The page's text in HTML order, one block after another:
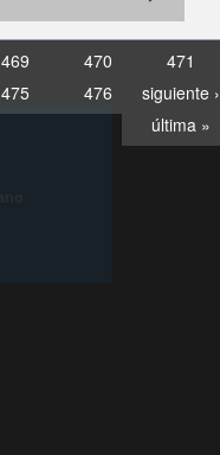
469 470
471
475 476
siguiente ›
última »